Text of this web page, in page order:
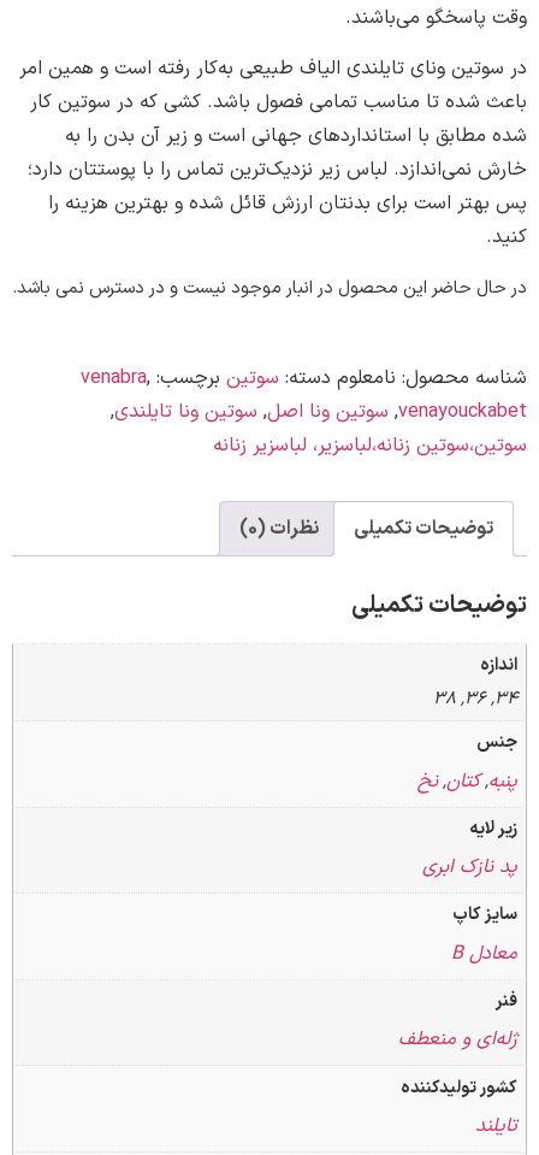
می‌باشند.
ونای تایلندی الیاف طبیعی به‌کار رفته است و همین امر
تا مناسب تمامی فصول باشد. کشی که در سوتین کار
با استانداردهای جهانی است و زیر آن بدن را به
لباس زیر نزدیک‌ترین تماس را با پوستتان دارد؛
است برای بدنتان ارزش قائل شده و بهترین هزینه را
حاضر این محصول در انبار موجود نیست و در دسترس نمی باشد.
محصول:نامعلوم دسته: سوتین برچسب:venabra,
,سوتین ونا اصل,سوتین ونا تایلندی,
زنانه،لباسزیر، لباسزیر زنانه
تکمیلی نظرات (0)
تکمیلی
کتان,نخ
ابری
کاپ
و منعطف